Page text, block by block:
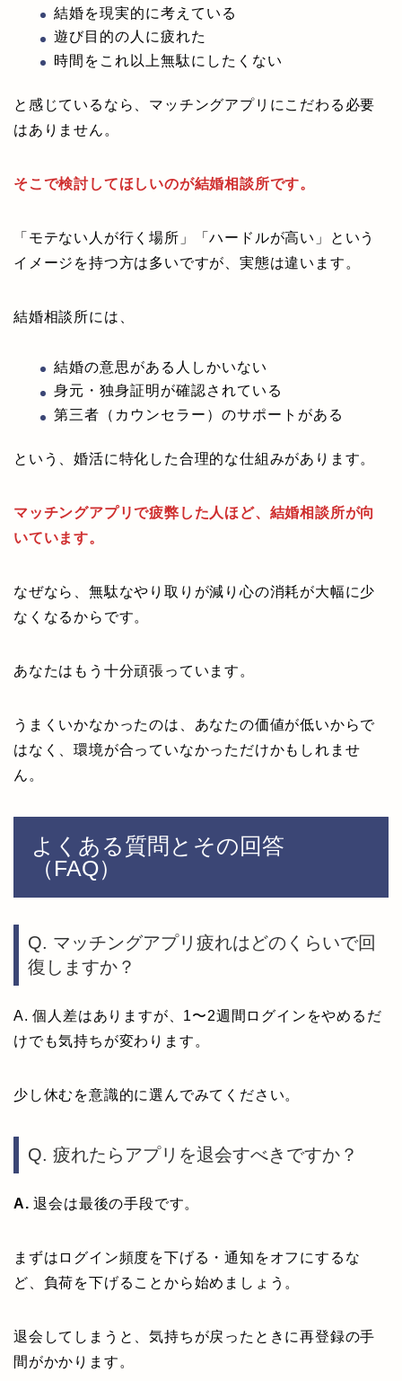
結婚を現実的に考えている
遊び目的の人に疲れた
時間をこれ以上無駄にしたくない
と感じているなら、マッチングアプリにこだわる必要
はありません。
そこで検討してほしいのが結婚相談所です。
「モテない人が行く場所」「ハードルが高い」という
イメージを持つ方は多いですが、実態は違います。
結婚相談所には、
結婚の意思がある人しかいない
身元・独身証明が確認されている
第三者（カウンセラー）のサポートがある
という、婚活に特化した合理的な仕組みがあります。
マッチングアプリで疲弊した人ほど、結婚相談所が向
いています。
なぜなら、無駄なやり取りが減り心の消耗が大幅に少
なくなるからです。
あなたはもう十分頑張っています。
うまくいかなかったのは、あなたの価値が低いからで
はなく、環境が合っていなかっただけかもしれませ
ん。
よくある質問とその回答
（FAQ）
Q. マッチングアプリ疲れはどのくらいで回
復しますか？
A. 個人差はありますが、1〜2週間ログインをやめるだ
けでも気持ちが変わります。
少し休むを意識的に選んでみてください。
Q. 疲れたらアプリを退会すべきですか？
A.退会は最後の手段です。
まずはログイン頻度を下げる・通知をオフにするな
ど、負荷を下げることから始めましょう。
退会してしまうと、気持ちが戻ったときに再登録の手
間がかかります。